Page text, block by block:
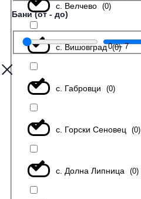
с. Велчево (0)
с. Вишовград (0)
с. Габровци (0)
с. Горски Сеновец (0)
с. Долна Липница (0)
Бани (от - до)
0—7